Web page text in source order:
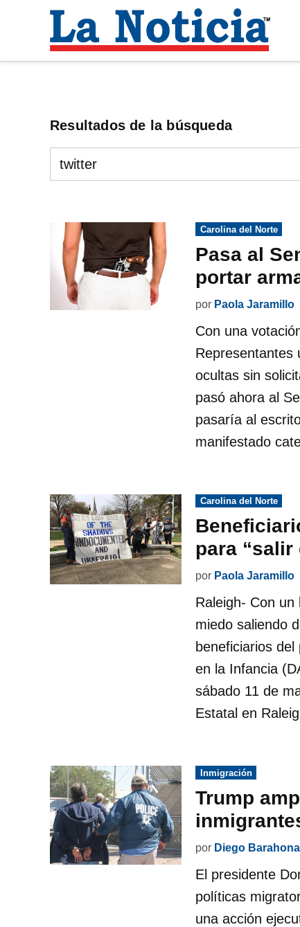
contenido
Resultados de la búsqueda
Buscar:
Publicado
en
Carolina del Norte
Pasa al
portar
por Paola Jaramillo
Con una
Representantes
ocultas sin
pasó ahora al
pasaría al
manifestado
Publicado
en
Carolina del Norte
para “salir
por Paola Jaramillo
Raleigh- Con un
miedo saliendo
beneficiarios
en la Infancia
sábado 11 de
Estatal en
Publicado
en
Inmigración
Trump
por Diego
El presidente
políticas
una acción